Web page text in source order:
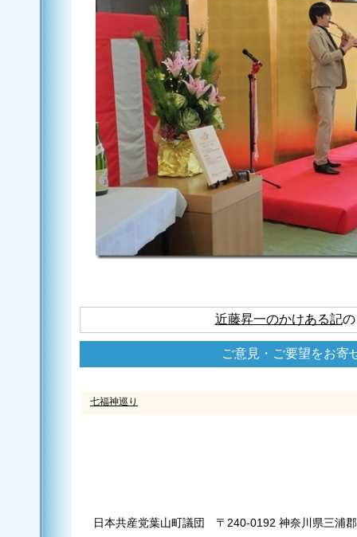
近藤昇一のかけある記
ご意見・ご要望をお寄
七福神巡り
日本共産党葉山町議団 〒240-0192 神奈川県三浦